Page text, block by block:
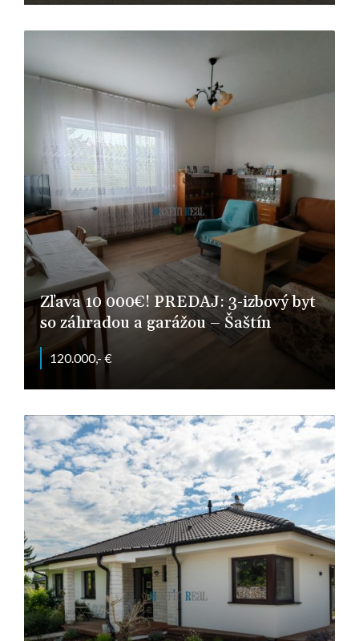
Zľava 10 000€! PREDAJ: 3-izbový byt
so záhradou a garážou – Šaštín
120.000,- €